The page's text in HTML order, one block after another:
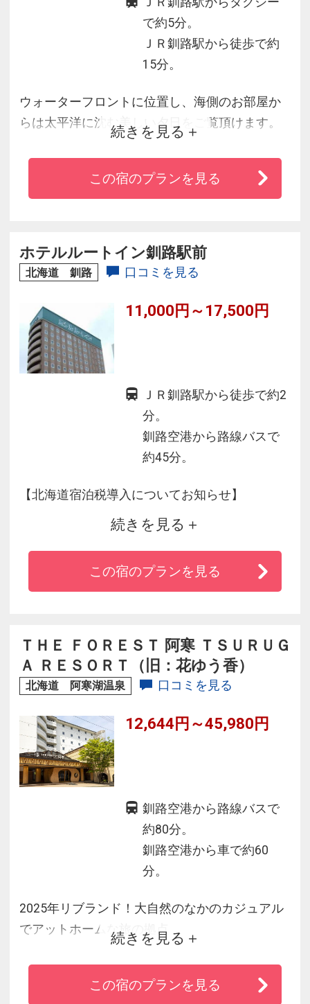
で約5分。
ＪＲ釧路駅から徒歩で約
15分。
ウォーターフロントに位置し、海側のお部屋か
らは太平洋に沈む美しい夕日をご覧頂けます。
館内には有料のサウナ施設とご宿泊の方は無料
でご利用いただけるフィットネスルーム、ラン
ドリールームがございます。
続きを見る
この宿のプランを見る
ホテルルートイン釧路駅前
北海道 釧路 口コミを見る
11,000円～17,500円
ＪＲ釧路駅から徒歩で約2
分。
釧路空港から路線バスで
約45分。
【北海道宿泊税導入についてお知らせ】
2026年4月1日(水)以降のご宿泊分より、宿泊税
が導入されます。
宿泊料金とは別にチェックイン時に1人1泊につ
※詳細は公式サイトにてご確認ください。
続きを見る
この宿のプランを見る
ＴＨＥ ＦＯＲＥＳＴ 阿寒 ＴＳＵＲＵＧ
Ａ ＲＥＳＯＲＴ（旧：花ゆう香）
北海道 阿寒湖温泉 口コミを見る
12,644円～45,980円
釧路空港から路線バスで
約80分。
釧路空港から車で約60
分。
2025年リブランド！大自然のなかのカジュアル
でアットホームな旅の拠点
「大自然のなかの、カジュアルでアットホーム
な旅の拠点」をコンセプトにしたレイクリゾー
続きを見る
この宿のプランを見る